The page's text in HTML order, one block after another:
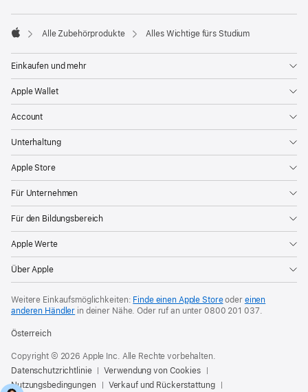
neues
Alle Zubehörprodukte Alles Wichtige fürs Studium
Einkaufen und mehr
Apple Wallet
Account
Unterhaltung
Apple Store
Für Unternehmen
Für den Bildungsbereich
Apple Werte
Über Apple
Weitere Einkaufsmöglichkeiten: Finde einen Apple Storeoder einen
anderen Händler in deiner Nähe. Oder ruf an unter0800 201 037.
Österreich
Copyright © 2026 Apple Inc. Alle Rechte vorbehalten.
Datenschutzrichtlinie
Verwendung von Cookies
Nutzungsbedingungen
Verkauf und Rückerstattung